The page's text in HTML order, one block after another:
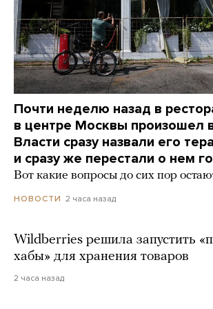
Почти неделю назад в
в центре Москвы произошел
Власти сразу назвали его
и сразу же перестали о нем
Вот какие вопросы до сих пор
НОВОСТИ 2 часа назад
Wildberries решила запустить
хабы» для хранения товаров
2 часа назад